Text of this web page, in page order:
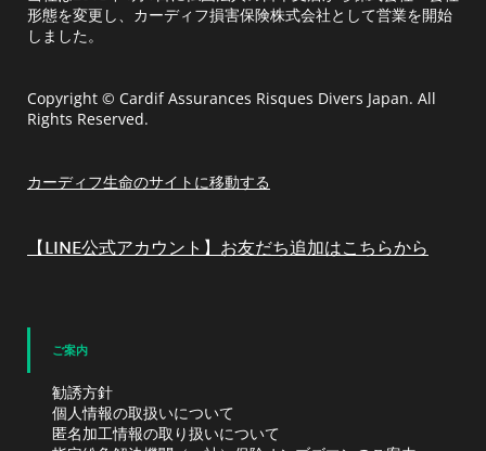
形態を変更し、カーディフ損害保険株式会社として営業を開始
しました。
Copyright © Cardif Assurances Risques Divers Japan. All
Rights Reserved.
カーディフ生命のサイトに移動する
【LINE公式アカウント】お友だち追加はこちらから
ご案内
勧誘方針
個人情報の取扱いについて
匿名加工情報の取り扱いについて